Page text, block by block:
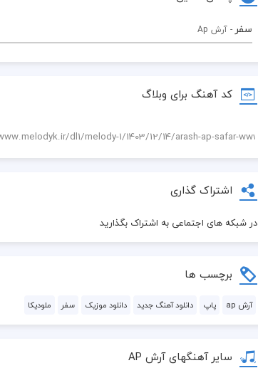
سفر- آرش Ap
کد آهنگ برای وبلاگ
اشتراک گذاری
در شبکه های اجتماعی به اشتراک بگذارید
برچسب ها
آرش ap پاپ دانلود آهنگ جدید دانلود موزیک سفر ملودیکا
سایر آهنگهای آرش AP